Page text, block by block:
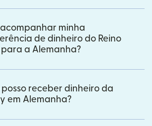
acompanhar minha
de dinheiro do Reino
para a Alemanha?
posso receber dinheiro da
em Alemanha?